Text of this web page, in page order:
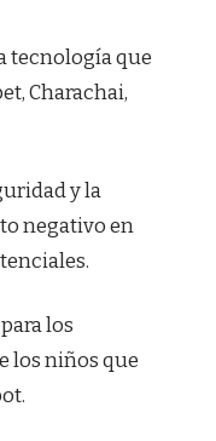
tecnología que
Charachai,
y la
negativo en
los
los niños que